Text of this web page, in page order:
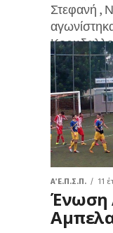
Στεφανή ,
Α΄ Ε.Π.Σ.Π. 11
Ένωση